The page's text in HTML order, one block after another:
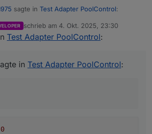
sagte in Test Adapter PoolControl:
des E-Mail-Adapters vor
ist falsch
schrieb am 4. Okt. 2025, 23:30
zuletzt editiert von
Test Adapter PoolControl:
in Test Adapter PoolControl: